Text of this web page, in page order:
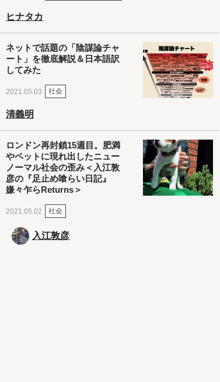
ヒナタカ
ネットで話題の「陰謀論チャ
ート」を徹底解説＆日本語訳
してみた
2021.05.03 社会
清義明
ロンドン再封鎖15週目。肥満
やペットに現れ出したニュー
ノーマル社会の歪み＜入江敦
彦の『足止め喰らい日記』
嫌々乍らReturns＞
2021.05.02 社会
入江敦彦